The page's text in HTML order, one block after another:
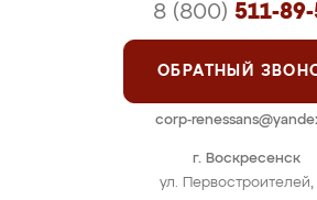
г. Воскресенск
ул. Первостроителей,
8 (800) 511-
ОБРАТНЫЙ
corp-